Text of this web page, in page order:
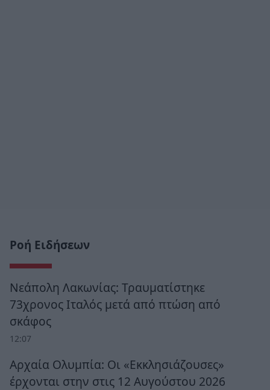
Ροή Ειδήσεων
Νεάπολη Λακωνίας: Τραυματίστηκε
73χρονος Ιταλός μετά από πτώση από
σκάφος
12:07
Αρχαία Ολυμπία: Οι «Εκκλησιάζουσες»
έρχονται στην στις 12 Αυγούστου 2026